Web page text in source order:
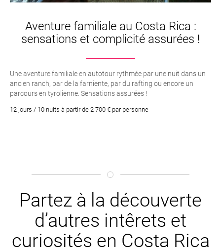
Aventure familiale au Costa Rica :
sensations et complicité assurées !
Une aventure familiale en autotour rythmée par une nuit dans un
ancien ranch, par de la farniente, par du rafting ou encore un
parcours en tyrolienne. Sensations assurées !
12 jours / 10 nuits à partir de 2 700 € par personne
Partez à la découverte
d’autres intêrets et
curiosités en Costa Rica